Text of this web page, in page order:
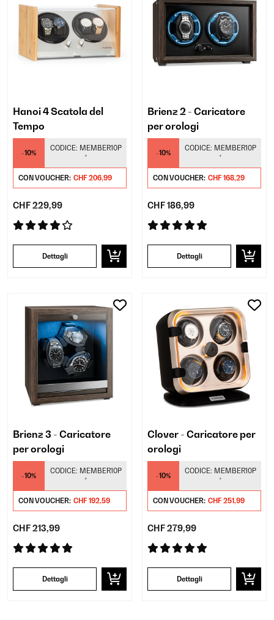
Hanoi 4 Scatola del
Tempo
-10%
CODICE: MEMBER10P
*
CON VOUCHER: CHF 206,99
CHF 229,99
Dettagli
Brienz 2 - Caricatore
per orologi
-10%
CODICE: MEMBER10P
*
CON VOUCHER: CHF 168,29
CHF 186,99
Dettagli
Brienz 3 - Caricatore
per orologi
-10%
CODICE: MEMBER10P
*
CON VOUCHER: CHF 192,59
CHF 213,99
Dettagli
Clover - Caricatore per
orologi
-10%
CODICE: MEMBER10P
*
CON VOUCHER: CHF 251,99
CHF 279,99
Dettagli